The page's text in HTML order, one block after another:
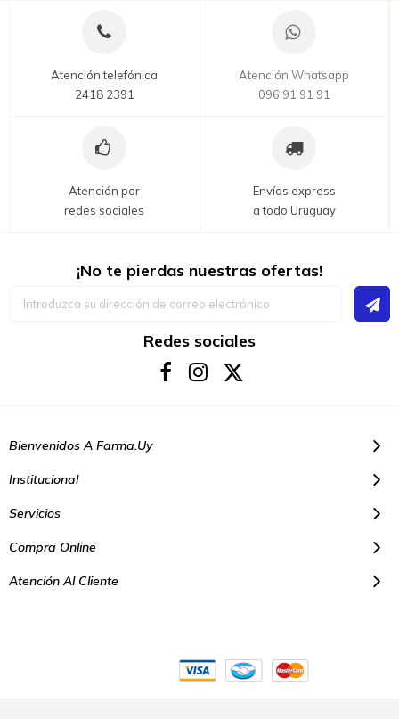
Atención telefónica
2418 2391
Atención Whatsapp
096 91 91 91
Atención por
redes sociales
Envíos express
a todo Uruguay
¡No te pierdas nuestras ofertas!
Redes sociales
Bienvenidos A Farma.uy
Institucional
Servicios
Compra Online
Atención Al Cliente